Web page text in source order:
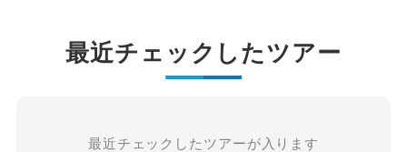
最近チェックしたツアー
最近チェックしたツアーが入ります